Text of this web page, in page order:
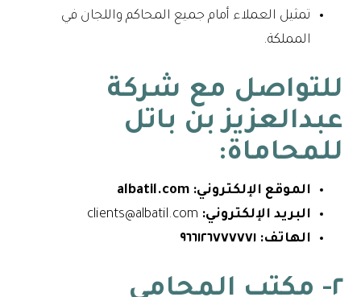
تمثيل العملاء أمام جميع المحاكم واللجان في
المملكة.
للتواصل مع شركة
عبدالعزيز بن باتل
للمحاماة:
الموقع الإلكتروني: albatil.com
البريد الإلكتروني:
الهاتف: ٩٦٦١٢٦٧٧٧٧٧١
٢- مكتب المحامي